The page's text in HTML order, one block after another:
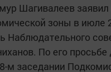
Шагивалеев
зоны в июле
Наблюдательного
По его
м заседании